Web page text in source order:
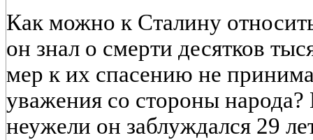
Как можно к Сталину
он знал о смерти десятков
мер к их спасению не
уважения со стороны
неужели он заблуждался 29